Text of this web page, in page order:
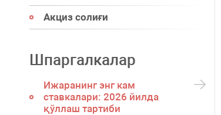
Акциз солиғи
Шпаргалкалар
Ижаранинг энг кам
ставкалари: 2026 йилда
қўллаш тартиби